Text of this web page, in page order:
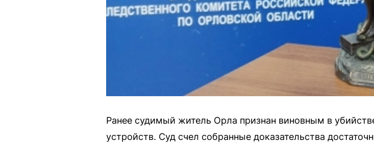
Ранее судимый житель Орла признан виновным в
устройств. Суд счел собранные доказательства